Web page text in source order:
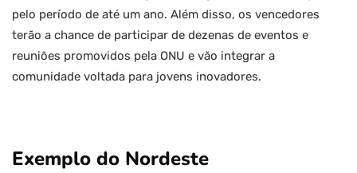
pelo período de até um ano. Além disso, os vencedores
terão a chance de participar de dezenas de eventos e
reuniões promovidos pela ONU e vão integrar a
comunidade voltada para jovens inovadores.
Exemplo do Nordeste